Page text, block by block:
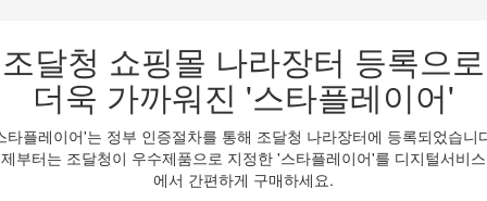
조달청 쇼핑몰 나라장터 등록으로
더욱 가까워진 '스타플레이어'
타플레이어'는 정부 인증절차를 통해 조달청 나라장터에 등록되었습니
부터는 조달청이 우수제품으로 지정한 '스타플레이어'를 디지털서비
에서 간편하게 구매하세요.